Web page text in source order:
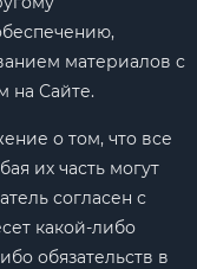
материалов с
на Сайте.
о том, что все
их часть могут
согласен с
какой-либо
обязательств в